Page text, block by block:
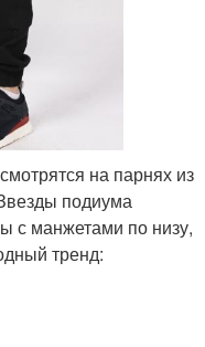
на парнях из
подиума
с манжетами по низу,
тренд: